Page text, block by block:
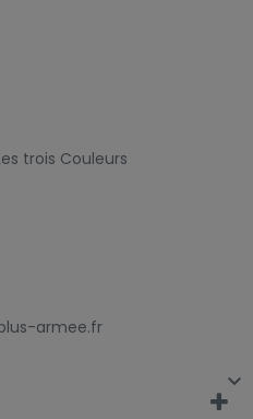
trois Couleurs
armee.fr
